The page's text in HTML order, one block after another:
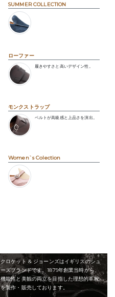
SUMMER COLLECTION
ローファー
履きやすさと高いデザイン性。
モンクストラップ
ベルトが高級感と上品さを演出。
Women`s Colection
クロケット & ジョーンズはイギリスのシュ
ーズブランドです。1879年創業当時から、
機能性と美観の両立を目指した理想的革靴
を製作・販売しております。